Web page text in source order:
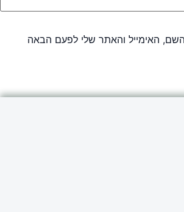
האימייל והאתר שלי לפעם הבאה